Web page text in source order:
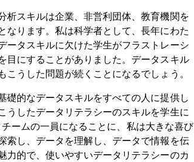
析スキルは企業、非営利団体、教育機関を
なります。私は科学者として、長年にわた
ータスキルに欠けた学生がフラストレーシ
目にすることがありました。データスキル
うした問題が続くことになるでしょう。
礎的なデータスキルをすべての人に提供し
うしたデータリテラシーのスキルを学生に
ームの一員になることに、私は大きな喜び
索し、データを理解し、データで情報を伝
力的で、使いやすいデータリテラシーのカ